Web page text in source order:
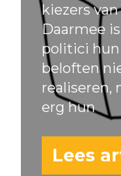
kiezers
Daarmee
politici hun
beloften
realiseren,
erg hun
Lees